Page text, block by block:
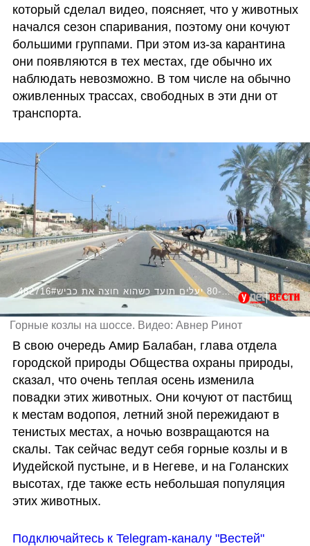
который сделал видео, поясняет, что у животных
начался сезон спаривания, поэтому они кочуют
большими группами. При этом из-за карантина
они появляются в тех местах, где обычно их
наблюдать невозможно. В том числе на обычно
оживленных трассах, свободных в эти дни от
транспорта.
482716#עדר שמונה כ-80 יעלים תועד כשהוא חוצה את כביש
Горные козлы на шоссе. Видео: Авнер Ринот
В свою очередь Амир Балабан, глава отдела
городской природы Общества охраны природы,
сказал, что очень теплая осень изменила
повадки этих животных. Они кочуют от пастбищ
к местам водопоя, летний зной пережидают в
тенистых местах, а ночью возвращаются на
скалы. Так сейчас ведут себя горные козлы и в
Иудейской пустыне, и в Негеве, и на Голанских
высотах, где также есть небольшая популяция
этих животных.
Подключайтесь к Telegram-каналу "Вестей"